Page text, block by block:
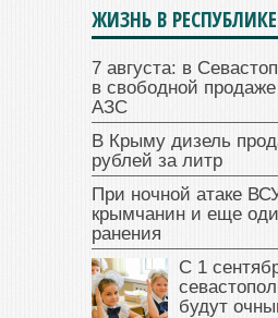
ЖИЗНЬ В РЕСПУБЛИКЕ
7 августа: в
в свободной
АЗС
В Крыму дизель
рублей за литр
При ночной атаке
крымчанин и еще
ранения
С 1
будут